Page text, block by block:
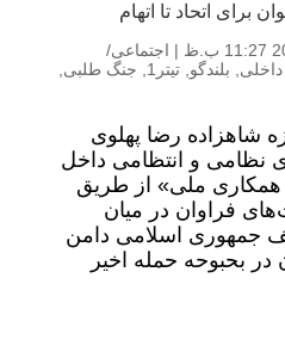
برای اتحاد تا اتهام
| اجتماعی/
بلندگو تیتر1 جنگ طلبی
شاهزاده رضا پهلوی
نظامی و انتظامی داخل
همکاری ملی» از طریق
فراوان در میان
جمهوری اسلامی دامن
بحبوحه حمله اخیر